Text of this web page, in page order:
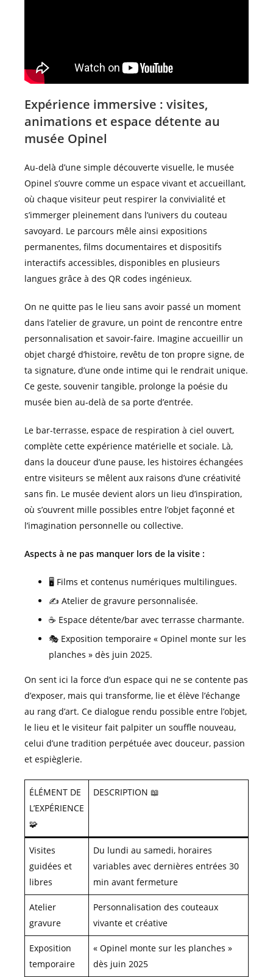
Expérience immersive : visites,
animations et espace détente au
musée Opinel
Au-delà d’une simple découverte visuelle, le musée
Opinel s’ouvre comme un espace vivant et accueillant,
où chaque visiteur peut respirer la convivialité et
s’immerger pleinement dans l’univers du couteau
savoyard. Le parcours mêle ainsi expositions
permanentes, films documentaires et dispositifs
interactifs accessibles, disponibles en plusieurs
langues grâce à des QR codes ingénieux.
On ne quitte pas le lieu sans avoir passé un moment
dans l’atelier de gravure, un point de rencontre entre
personnalisation et savoir-faire. Imagine accueillir un
objet chargé d’histoire, revêtu de ton propre signe, de
ta signature, d’une onde intime qui le rendrait unique.
Ce geste, souvenir tangible, prolonge la poésie du
musée bien au-delà de sa porte d’entrée.
Le bar-terrasse, espace de respiration à ciel ouvert,
complète cette expérience matérielle et sociale. Là,
dans la douceur d’une pause, les histoires échangées
entre visiteurs se mêlent aux raisons d’une créativité
sans fin. Le musée devient alors un lieu d’inspiration,
où s’ouvrent mille possibles entre l’objet façonné et
l’imagination personnelle ou collective.
Aspects à ne pas manquer lors de la visite :
🖥️ Films et contenus numériques multilingues.
✍️ Atelier de gravure personnalisée.
☕ Espace détente/bar avec terrasse charmante.
🎭 Exposition temporaire « Opinel monte sur les
planches » dès juin 2025.
On sent ici la force d’un espace qui ne se contente pas
d’exposer, mais qui transforme, lie et élève l’échange
au rang d’art. Ce dialogue rendu possible entre l’objet,
le lieu et le visiteur fait palpiter un souffle nouveau,
celui d’une tradition perpétuée avec douceur, passion
et espièglerie.
ÉLÉMENT DE
L’EXPÉRIENCE
🧩
DESCRIPTION 📖
Visites
guidées et
libres
Du lundi au samedi, horaires
variables avec dernières entrées 30
min avant fermeture
Atelier
gravure
Personnalisation des couteaux
vivante et créative
Exposition
temporaire
« Opinel monte sur les planches »
dès juin 2025